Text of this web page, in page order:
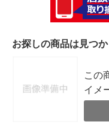
お探しの商品は見つ
この
イメ